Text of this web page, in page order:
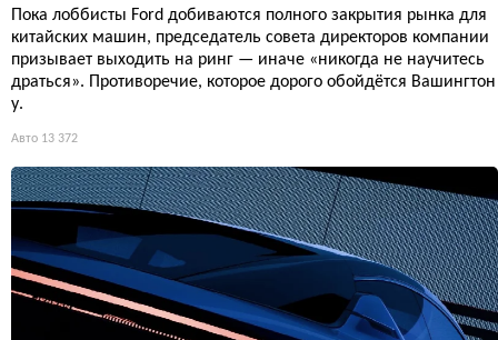
Пока лоббисты Ford добиваются полного закрытия рынка для
китайских машин, председатель совета директоров компании
призывает выходить на ринг — иначе «никогда не научитесь
драться». Противоречие, которое дорого обойдётся Вашингтон
у.
Авто 13 372